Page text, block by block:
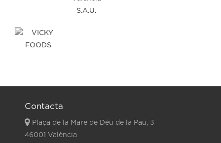
Contacta
Plaça de la Mare de Déu de la Pau, 3
46001 València